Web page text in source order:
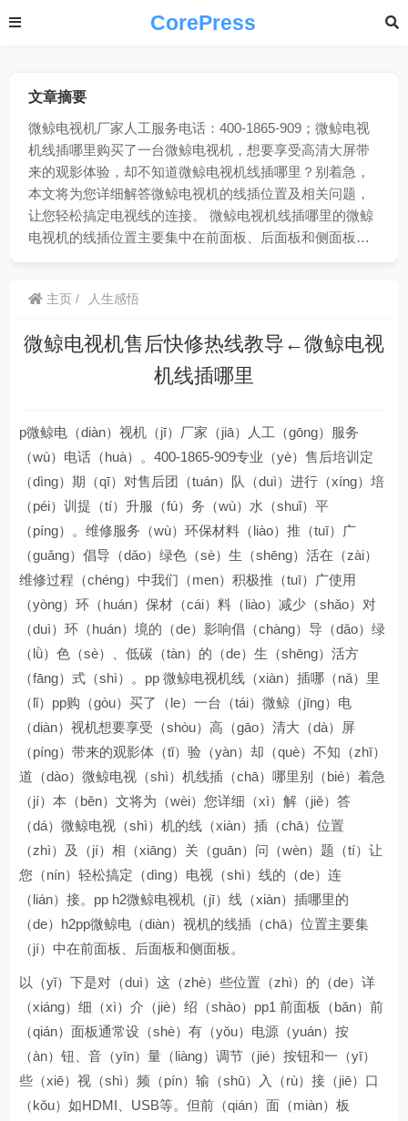
CorePress
文章摘要
微鲸电视机厂家人工服务电话：400-1865-909；微鲸电视
机线插哪里购买了一台微鲸电视机，想要享受高清大屏带
来的观影体验，却不知道微鲸电视机线插哪里？别着急，
本文将为您详细解答微鲸电视机的线插位置及相关问题，
让您轻松搞定电视线的连接。 微鲸电视机线插哪里的微鲸
电视机的线插位置主要集中在前面板、后面板和侧面板…
主页 人生感悟
微鲸电视机售后快修热线教导←微鲸电视
机线插哪里
p微鲸电（diàn）视机（jī）厂家（jiā）人工（gōng）服务
（wù）电话（huà）。400-1865-909专业（yè）售后培训定
（dìng）期（qī）对售后团（tuán）队（duì）进行（xíng）培
（péi）训提（tí）升服（fú）务（wù）水（shuǐ）平
（píng）。维修服务（wù）环保材料（liào）推（tuī）广
（guǎng）倡导（dǎo）绿色（sè）生（shēng）活在（zài）
维修过程（chéng）中我们（men）积极推（tuī）广使用
（yòng）环（huán）保材（cái）料（liào）减少（shǎo）对
（duì）环（huán）境的（de）影响倡（chàng）导（dǎo）绿
（lǜ）色（sè）、低碳（tàn）的（de）生（shēng）活方
（fāng）式（shì）。pp 微鲸电视机线（xiàn）插哪（nǎ）里
（lǐ）pp购（gòu）买了（le）一台（tái）微鲸（jīng）电
（diàn）视机想要享受（shòu）高（gāo）清大（dà）屏
（píng）带来的观影体（tǐ）验（yàn）却（què）不知（zhī）
道（dào）微鲸电视（shì）机线插（chā）哪里别（bié）着急
（jí）本（běn）文将为（wèi）您详细（xì）解（jiě）答
（dá）微鲸电视（shì）机的线（xiàn）插（chā）位置
（zhì）及（jí）相（xiāng）关（guān）问（wèn）题（tí）让
您（nín）轻松搞定（dìng）电视（shì）线的（de）连
（lián）接。pp h2微鲸电视机（jī）线（xiàn）插哪里的
（de）h2pp微鲸电（diàn）视机的线插（chā）位置主要集
（jí）中在前面板、后面板和侧面板。
以（yǐ）下是对（duì）这（zhè）些位置（zhì）的（de）详
（xiáng）细（xì）介（jiè）绍（shào）pp1 前面板（bǎn）前
（qián）面板通常设（shè）有（yǒu）电源（yuán）按
（àn）钮、音（yīn）量（liàng）调节（jié）按钮和一（yī）
些（xiē）视（shì）频（pín）输（shū）入（rù）接（jiē）口
（kǒu）如HDMI、USB等。但前（qián）面（miàn）板